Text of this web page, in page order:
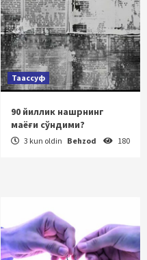
Таассуф
90 йиллик нашрнинг
маёғи сўндими?
3 kun oldin Behzod 180